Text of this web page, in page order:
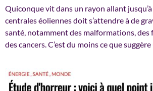
Quiconque vit dans un rayon allant
centrales éoliennes doit s’attendre à de
santé, notamment des malformations, des
des cancers. C’est du moins ce que